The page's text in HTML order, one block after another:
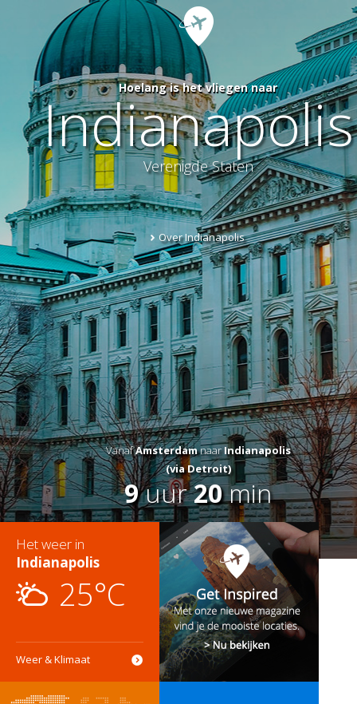
Hoelang is het vliegen naar
Indianapolis
Verenigde Staten
Over Indianapolis
VanafAmsterdamnaarIndianapolis
(via Detroit)
9uur20min
Het weer in
Indianapolis
25°C
Weer & Klimaat